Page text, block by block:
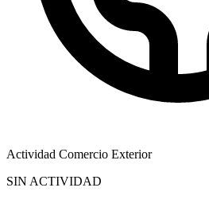
Actividad Comercio Exterior
SIN ACTIVIDAD